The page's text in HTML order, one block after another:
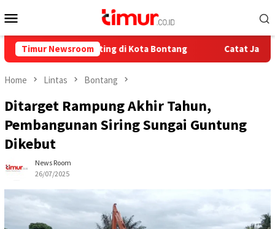
to
Menu
Timur Newsroom
Stunting di Kota Bontang Catat Jadwalnya, Ini
Home Lintas Bontang
Ditarget Rampung Akhir Tahun,
Pembangunan Siring Sungai Guntung
Dikebut
News Room
26/07/2025